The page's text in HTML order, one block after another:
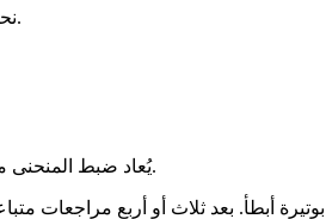
نحو 20-25% ما تزال باقية. تبخّر المعظم إذا لم تراجع.
يُعاد ضبط المنحنى من الأعلى — وتتلطف الانحدار مع كل تكرار متباعد.